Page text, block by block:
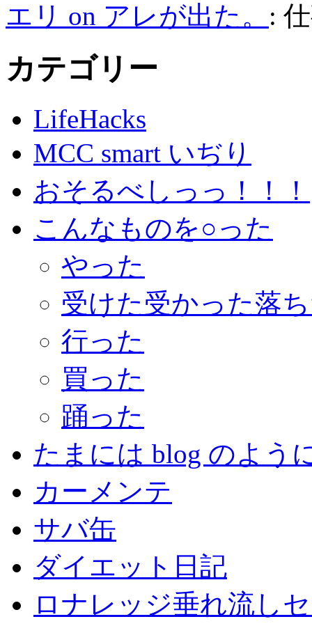
エリ on アレが出た。 :
カテゴリー
LifeHacks
MCC smart いぢり
おそるべしっっ！！！
こんなものを○った
やった
受けた受かった落
行った
買った
踊った
たまには blog のよう
カーメンテ
サバ缶
ダイエット日記
ロナレッジ垂れ流し